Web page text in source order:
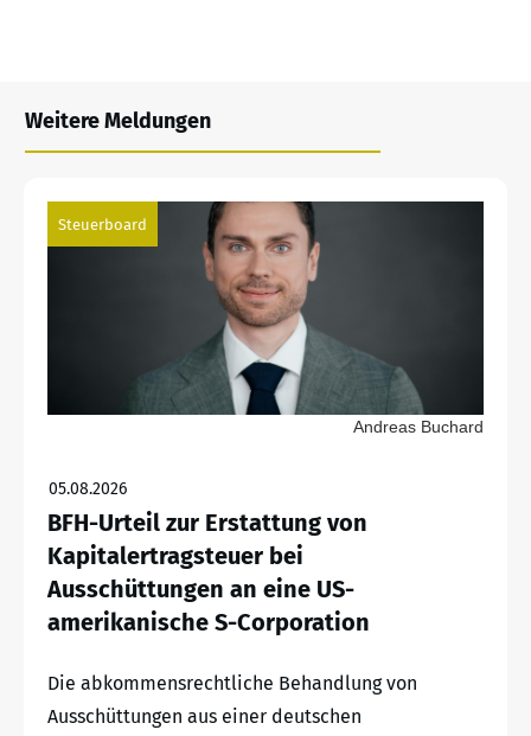
Weitere Meldungen
Steuerboard
Andreas Buchard
05.08.2026
BFH-Urteil zur Erstattung von
Kapitalertragsteuer bei
Ausschüttungen an eine US-
amerikanische S-Corporation
Die abkommensrechtliche Behandlung von
Ausschüttungen aus einer deutschen